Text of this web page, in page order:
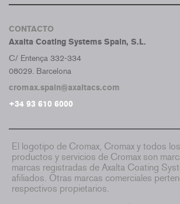
CONTACTO
Axalta Coating Systems Spain, S.L.
C/ Entença 332-334
08029. Barcelona
cromax.spain@axaltacs.com
+34 93 610 6000
El logotipo de Cromax, Cromax y todos
productos y servicios de Cromax son
marcas registradas de Axalta Coating
afiliados. Otras marcas comerciales
respectivos propietarios.